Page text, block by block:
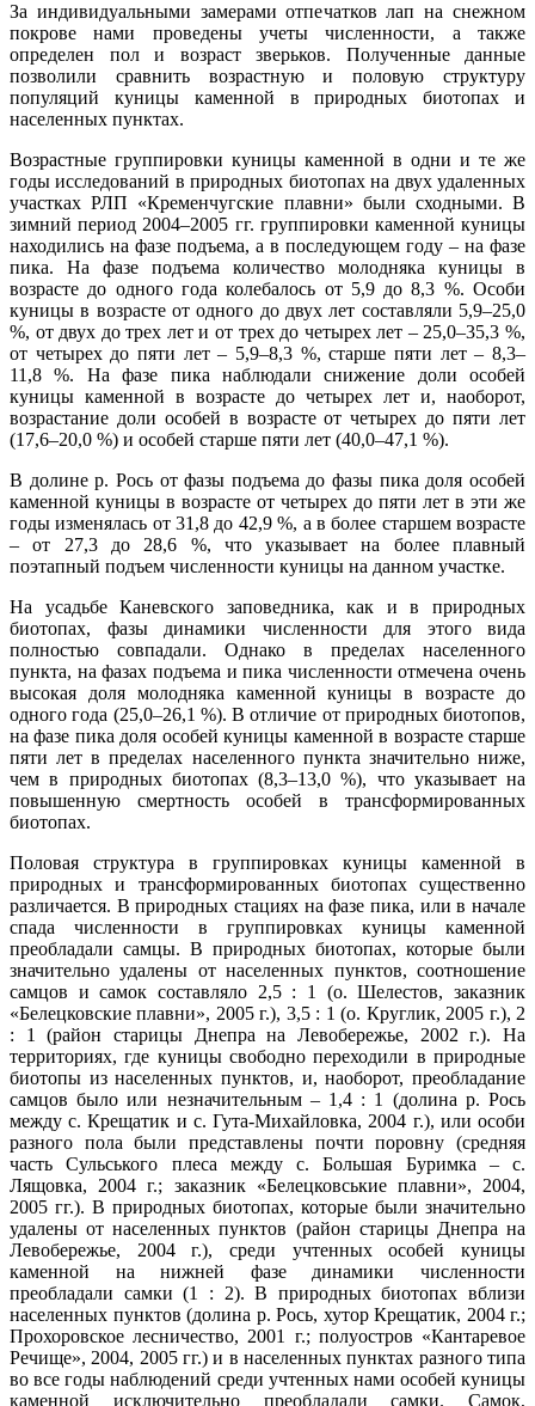
За индивидуальными замерами отпечатков лап на снежном
покрове нами проведены учеты численности, а также
определен пол и возраст зверьков. Полученные данные
позволили сравнить возрастную и половую структуру
популяций куницы каменной в природных биотопах и
населенных пунктах.
Возрастные группировки куницы каменной в одни и те же
годы исследований в природных биотопах на двух удаленных
участках РЛП «Кременчугские плавни» были сходными. В
зимний период 2004–2005 гг. группировки каменной куницы
находились на фазе подъема, а в последующем году – на фазе
пика. На фазе подъема количество молодняка куницы в
возрасте до одного года колебалось от 5,9 до 8,3 %. Особи
куницы в возрасте от одного до двух лет составляли 5,9–25,0
%, от двух до трех лет и от трех до четырех лет – 25,0–35,3 %,
от четырех до пяти лет – 5,9–8,3 %, старше пяти лет – 8,3–
11,8 %. На фазе пика наблюдали снижение доли особей
куницы каменной в возрасте до четырех лет и, наоборот,
возрастание доли особей в возрасте от четырех до пяти лет
(17,6–20,0 %) и особей старше пяти лет (40,0–47,1 %).
В долине р. Рось от фазы подъема до фазы пика доля особей
каменной куницы в возрасте от четырех до пяти лет в эти же
годы изменялась от 31,8 до 42,9 %, а в более старшем возрасте
– от 27,3 до 28,6 %, что указывает на более плавный
поэтапный подъем численности куницы на данном участке.
На усадьбе Каневского заповедника, как и в природных
биотопах, фазы динамики численности для этого вида
полностью совпадали. Однако в пределах населенного
пункта, на фазах подъема и пика численности отмечена очень
высокая доля молодняка каменной куницы в возрасте до
одного года (25,0–26,1 %). В отличие от природных биотопов,
на фазе пика доля особей куницы каменной в возрасте старше
пяти лет в пределах населенного пункта значительно ниже,
чем в природных биотопах (8,3–13,0 %), что указывает на
повышенную смертность особей в трансформированных
биотопах.
Половая структура в группировках куницы каменной в
природных и трансформированных биотопах существенно
различается. В природных стациях на фазе пика, или в начале
спада численности в группировках куницы каменной
преобладали самцы. В природных биотопах, которые были
значительно удалены от населенных пунктов, соотношение
самцов и самок составляло 2,5 : 1 (о. Шелестов, заказник
«Белецковские плавни», 2005 г.), 3,5 : 1 (о. Круглик, 2005 г.), 2
: 1 (район старицы Днепра на Левобережье, 2002 г.). На
территориях, где куницы свободно переходили в природные
биотопы из населенных пунктов, и, наоборот, преобладание
самцов было или незначительным – 1,4 : 1 (долина р. Рось
между с. Крещатик и с. Гута-Михайловка, 2004 г.), или особи
разного пола были представлены почти поровну (средняя
часть Сульського плеса между с. Большая Буримка – с.
Лящовка, 2004 г.; заказник «Белецковськие плавни», 2004,
2005 гг.). В природных биотопах, которые были значительно
удалены от населенных пунктов (район старицы Днепра на
Левобережье, 2004 г.), среди учтенных особей куницы
каменной на нижней фазе динамики численности
преобладали самки (1 : 2). В природных биотопах вблизи
населенных пунктов (долина р. Рось, хутор Крещатик, 2004 г.;
Прохоровское лесничество, 2001 г.; полуостров «Кантаревое
Речище», 2004, 2005 гг.) и в населенных пунктах разного типа
во все годы наблюдений среди учтенных нами особей куницы
каменной исключительно преобладали самки. Самок,